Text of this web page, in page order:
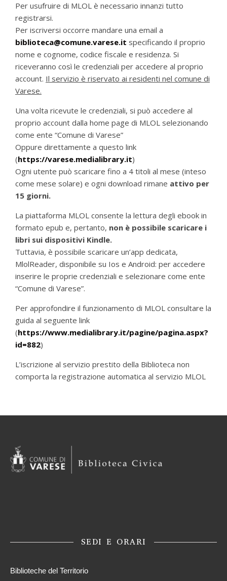
Per usufruire di MLOL è necessario innanzi tutto
registrarsi.
Per iscriversi occorre mandare una email a
biblioteca@comune.varese.it specificando il proprio
nome e cognome, codice fiscale e residenza. Si
riceveranno così le credenziali per accedere al proprio
account. Il servizio è riservato ai residenti nel comune di
Varese.
Una volta ricevute le credenziali, si può accedere al
proprio account dalla home page di MLOL selezionando
come ente “Comune di Varese”
Oppure direttamente a questo link
(https://varese.medialibrary.it)
Ogni utente può scaricare fino a 4 titoli al mese (inteso
come mese solare) e ogni download rimane attivo per
15 giorni.
La piattaforma MLOL consente la lettura degli ebook in
formato epub e, pertanto, non è possibile scaricare i
libri sui dispositivi Kindle.
Tuttavia, è possibile scaricare un’app dedicata,
MlolReader, disponibile su Ios e Android: per accedere
inserire le proprie credenziali e selezionare come ente
“Comune di Varese”.
Per approfondire il funzionamento di MLOL consultare la
guida al seguente link
(https://www.medialibrary.it/pagine/pagina.aspx?
id=882)
L’iscrizione al servizio prestito della Biblioteca non
comporta la registrazione automatica al servizio MLOL
SEDI E ORARI
Biblioteche del Territorio